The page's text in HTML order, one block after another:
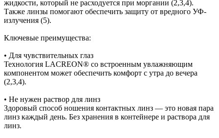
жидкости, который не расходуется при моргании (2,3,4).
Также линзы помогают обеспечить защиту от вредного УФ-
излучения (5).
Ключевые преимущества:
• Для чувствительных глаз
Технология LACREON® со встроенным увлажняющим
компонентом может обеспечить комфорт с утра до вечера
(2,3,4).
• Не нужен раствор для линз
Здоровый способ ношения контактных линз — это новая пара
линз каждый день. Без хранения в контейнере и раствора для
линз.